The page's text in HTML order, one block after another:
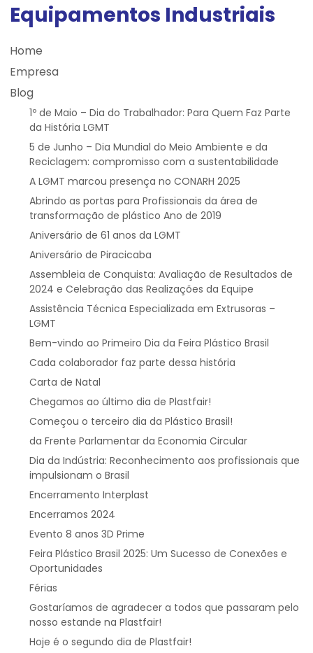
Equipamentos Industriais
Home
Empresa
Blog
1º de Maio – Dia do Trabalhador: Para Quem Faz Parte
da História LGMT
5 de Junho – Dia Mundial do Meio Ambiente e da
Reciclagem: compromisso com a sustentabilidade
A LGMT marcou presença no CONARH 2025
Abrindo as portas para Profissionais da área de
transformação de plástico Ano de 2019
Aniversário de 61 anos da LGMT
Aniversário de Piracicaba
Assembleia de Conquista: Avaliação de Resultados de
2024 e Celebração das Realizações da Equipe
Assistência Técnica Especializada em Extrusoras –
LGMT
Bem-vindo ao Primeiro Dia da Feira Plástico Brasil
Cada colaborador faz parte dessa história
Carta de Natal
Chegamos ao último dia de Plastfair!
Começou o terceiro dia da Plástico Brasil!
da Frente Parlamentar da Economia Circular
Dia da Indústria: Reconhecimento aos profissionais que
impulsionam o Brasil
Encerramento Interplast
Encerramos 2024
Evento 8 anos 3D Prime
Feira Plástico Brasil 2025: Um Sucesso de Conexões e
Oportunidades
Férias
Gostaríamos de agradecer a todos que passaram pelo
nosso estande na Plastfair!
Hoje é o segundo dia de Plastfair!